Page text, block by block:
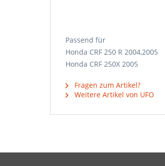
Passend für
Honda CRF 250 R 2004,2005
Honda CRF 250X 2005
Fragen zum Artikel?
Weitere Artikel von UFO